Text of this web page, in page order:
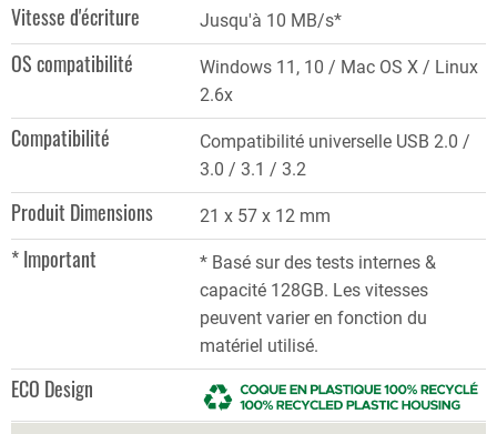
Vitesse d'écriture Jusqu'à 10 MB/s*
OS compatibilité
Windows 11, 10 / Mac OS X / Linux
2.6x
Compatibilité
Compatibilité universelle USB 2.0 /
3.0 / 3.1 / 3.2
Produit Dimensions 21 x 57 x 12 mm
* Important
* Basé sur des tests internes &
capacité 128GB. Les vitesses
peuvent varier en fonction du
matériel utilisé.
ECO Design